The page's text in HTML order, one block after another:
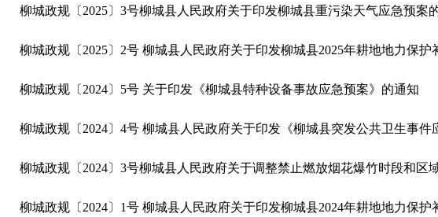
柳城政规〔2025〕3号柳城县人民政府关于印发柳城县重污染天气应急预案
柳城政规〔2025〕2号 柳城县人民政府关于印发柳城县2025年耕地地力保
柳城政规〔2024〕5号 关于印发《柳城县特种设备事故应急预案》的通知
柳城政规〔2024〕4号 柳城县人民政府关于印发《柳城县突发公共卫生事件
柳城政规〔2024〕3号柳城县人民政府关于调整禁止燃放烟花爆竹时段和区
柳城政规〔2024〕1号 柳城县人民政府关于印发柳城县2024年耕地地力保